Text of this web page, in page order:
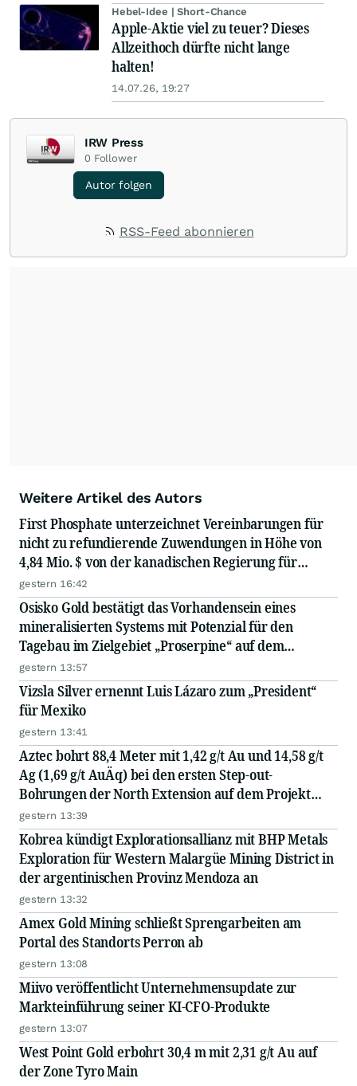
Hebel-Idee | Short-Chance
Apple-Aktie viel zu teuer? Dieses
Allzeithoch dürfte nicht lange
halten!
14.07.26, 19:27
IRW Press
0 Follower
Autor folgen
RSS-Feed abonnieren
Weitere Artikel des Autors
First Phosphate unterzeichnet Vereinbarungen für
nicht zu refundierende Zuwendungen in Höhe von
4,84 Mio. $ von der kanadischen Regierung für
Straßeninfrastruktur und
Stromübertragungsleitungen
gestern 16:42
Osisko Gold bestätigt das Vorhandensein eines
mineralisierten Systems mit Potenzial für den
Tagebau im Zielgebiet „Proserpine“ auf dem
regionalen Grundstück des Cariboo-Goldprojekts;
gestern 13:57
Vizsla Silver ernennt Luis Lázaro zum „President“
für Mexiko
gestern 13:41
Aztec bohrt 88,4 Meter mit 1,42 g/t Au und 14,58 g/t
Ag (1,69 g/t AuÄq) bei den ersten Step-out-
Bohrungen der North Extension auf dem Projekt
Tombstone in Arizona
gestern 13:39
Kobrea kündigt Explorationsallianz mit BHP Metals
Exploration für Western Malargüe Mining District in
der argentinischen Provinz Mendoza an
gestern 13:32
Amex Gold Mining schließt Sprengarbeiten am
Portal des Standorts Perron ab
gestern 13:08
Miivo veröffentlicht Unternehmensupdate zur
Markteinführung seiner KI-CFO-Produkte
gestern 13:07
West Point Gold erbohrt 30,4 m mit 2,31 g/t Au auf
der Zone Tyro Main